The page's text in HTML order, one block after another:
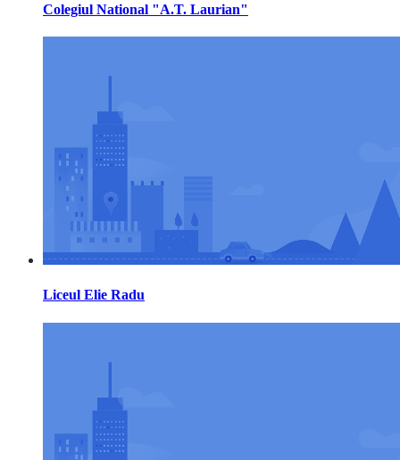
Colegiul National "A.T. Laurian"
Liceul Elie Radu